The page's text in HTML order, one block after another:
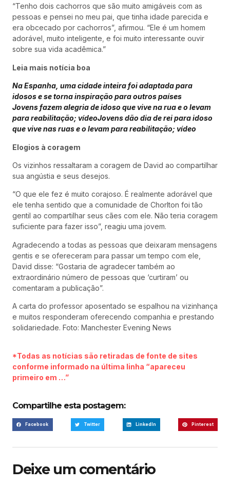
“Tenho dois cachorros que são muito amigáveis com as
pessoas e pensei no meu pai, que tinha idade parecida e
era obcecado por cachorros”, afirmou. “Ele é um homem
adorável, muito inteligente, e foi muito interessante ouvir
sobre sua vida acadêmica.”
Leia mais notícia boa
Na Espanha, uma cidade inteira foi adaptada para
idosos e se torna inspiração para outros países
Jovens fazem alegria de idoso que vive na rua e o levam
para reabilitação; vídeoJovens dão dia de rei para idoso
que vive nas ruas e o levam para reabilitação; vídeo
Elogios à coragem
Os vizinhos ressaltaram a coragem de David ao compartilhar
sua angústia e seus desejos.
“O que ele fez é muito corajoso. É realmente adorável que
ele tenha sentido que a comunidade de Chorlton foi tão
gentil ao compartilhar seus cães com ele. Não teria coragem
suficiente para fazer isso”, reagiu uma jovem.
Agradecendo a todas as pessoas que deixaram mensagens
gentis e se ofereceram para passar um tempo com ele,
David disse: “Gostaria de agradecer também ao
extraordinário número de pessoas que ‘curtiram’ ou
comentaram a publicação”.
A carta do professor aposentado se espalhou na vizinhança
e muitos responderam oferecendo companhia e prestando
solidariedade. Foto: Manchester Evening News
*Todas as notícias são retiradas de fonte de sites
conforme informado na última linha “apareceu
primeiro em …”
Compartilhe esta postagem:
Facebook Twitter LinkedIn Pinterest
Deixe um comentário